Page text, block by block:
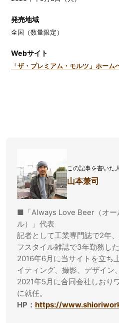
発売地域
全国（数量限定）
Webサイト
「ザ・プレミアム・モルツ」ホーム
この記事を書いた
山本兼司
■「Always Love Beer（オー
ル）」代表
記者として工業専門誌で2年
フスタイル雑誌で3年勤務し
2016年6月に当サイトを立ち
イティング、撮影、デザイン
2021年5月に合同会社しおり
に就任。
HP：https://